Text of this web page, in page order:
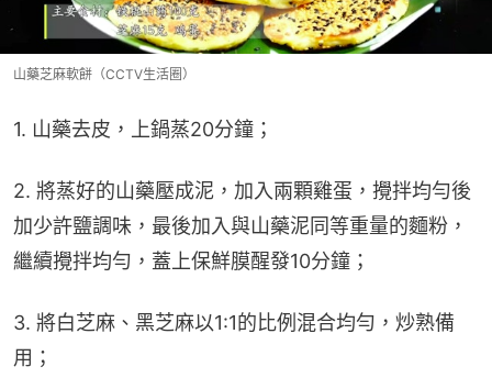
山藥芝麻軟餅（CCTV生活圈）
1. 山藥去皮，上鍋蒸20分鐘；
2. 將蒸好的山藥壓成泥，加入兩顆雞蛋，攪拌均勻後
加少許鹽調味，最後加入與山藥泥同等重量的麵粉，
繼續攪拌均勻，蓋上保鮮膜醒發10分鐘；
3. 將白芝麻、黑芝麻以1:1的比例混合均勻，炒熟備
用；